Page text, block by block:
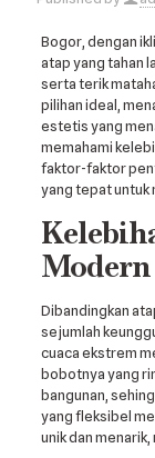
Bogor, dengan
atap yang tahan
serta terik
pilihan ideal,
estetis yang
memahami
faktor-faktor
yang tepat untuk
Modern
Dibandingkan
sejumlah
cuaca ekstrem
bobotnya yang
bangunan,
yang fleksibel
unik dan